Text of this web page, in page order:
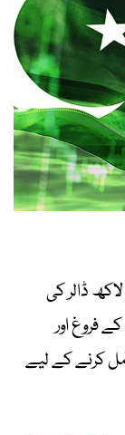
عالمی بینک نے پاکستان کے لیے 4 کروڑ 79 لاکھ ڈالر کی
فروغ اور
کرنے کے لیے